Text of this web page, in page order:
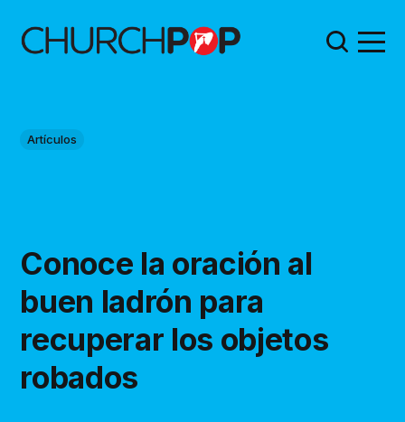
Artículos
Conoce la oración al
buen ladrón para
recuperar los objetos
robados